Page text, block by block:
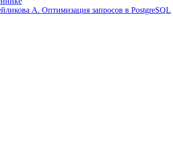
А. Оптимизация запросов в PostgreSQL